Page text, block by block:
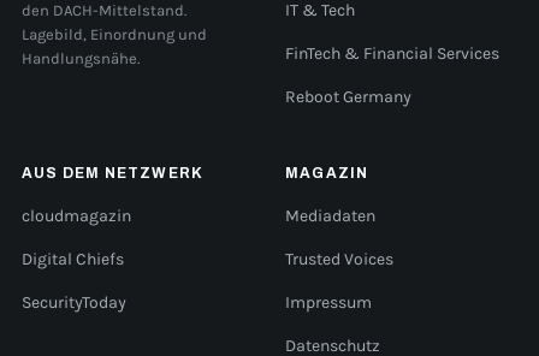
den DACH-Mittelstand.
Lagebild, Einordnung und
Handlungsnähe.
IT & Tech
FinTech & Financial Services
Reboot Germany
AUS DEM NETZWERK
cloudmagazin
Digital Chiefs
SecurityToday
MAGAZIN
Mediadaten
Trusted Voices
Impressum
Datenschutz